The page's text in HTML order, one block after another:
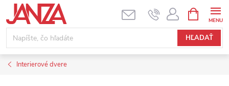
Prejsť na obsah
HĽADAŤ
Interierové dvere